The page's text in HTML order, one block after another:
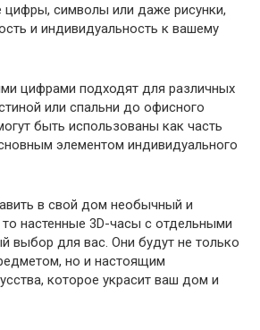
цифры, символы или даже рисунки,
и индивидуальность к вашему
цифрами подходят для различных
или спальни до офисного
быть использованы как часть
элементом индивидуального
в свой дом необычный и
то настенные 3D-часы с отдельными
выбор для вас. Они будут не только
но и настоящим
которое украсит ваш дом и